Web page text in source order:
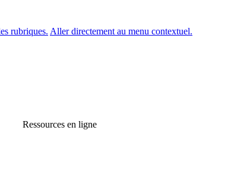
rubriques. Aller directement au menu contextuel.
Ressources en ligne